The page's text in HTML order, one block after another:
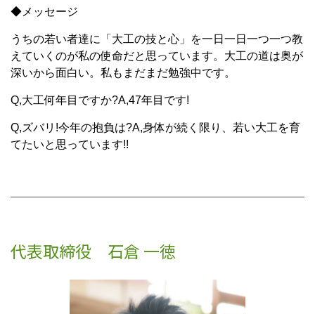
◆メッセージ
うちの若い者達に「大工の技と心」を一日一日一つ一つ教
えていくのが私の使命だと思っています。大工の道は奥が
深いから面白い。私もまだまだ勉強中です。
Q,大工何年目ですか?A,47年目です!
Q,ズバリ!今年の抱負は?A,身体が続く限り、若い大工を育
てたいと思っています!!
代表取締役 石倉 一徳